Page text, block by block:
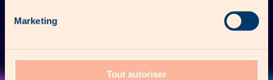
Marketing
Tout autoriser